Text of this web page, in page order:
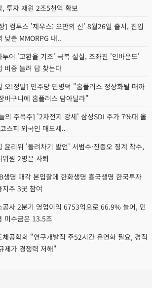
, 투자 재원 2조5천억 확보
] 컴투스 '제우스: 오만의 신' 8월26일 출시, 진입
낮춘 MMORPG 내..
투어 '고환율 기조' 극복 절실, 조좌진 '인바운드'
비중 늘려 답 찾는다
오!정말] 민주당 민병덕 "홈플러스 정상화될 때까
바구니에 홈플러스 담아달라"
의 주목주] '2차전지 강세' 삼성SDI 주가 7%대 올
스피 외국인 매도세..
윤리위 '돌려차기 발언' 서범수·진종오 징계 착수,
위원 2명은 사퇴
생명 매각 본입찰에 한화생명 흥국생명 한국투자
지주 3곳 참여
공사 2분기 영업이익 6753억으로 66.9% 늘어, 민
미수금은 13.5조
체공학회 "연구개발직 주52시간 유연화 필요, 경직
제가 경쟁력 저해"